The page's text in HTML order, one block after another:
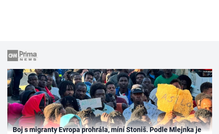
Boj s migranty Evropa prohrála, míní Stoniš. Podle Mlejnka je